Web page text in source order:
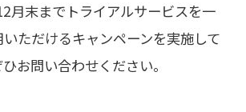
月末までトライアルサービスを一
ただけるキャンペーンを実施して
お問い合わせください。